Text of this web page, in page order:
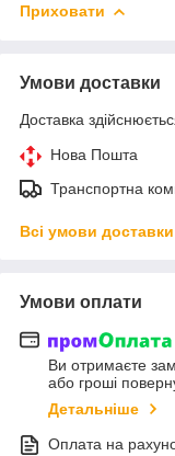
Приховати
Умови доставки
Доставка
Нова Пошта
Транспортна
Всі умови доставки
Умови оплати
Ви отримаєте
або гроші
Детальніше
Оплата на